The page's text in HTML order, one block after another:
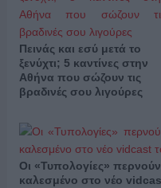
Πεινάς και εσύ μετά το
ξενύχτι; 5 καντίνες στην
Αθήνα που σώζουν τις
βραδινές σου λιγούρες
Οι «Τυπολογίες»
καλεσμένο στο νέο